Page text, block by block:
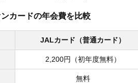
カードの年会費を比較
JALカード（普通カード）
2,200円（初年度無料）
無料